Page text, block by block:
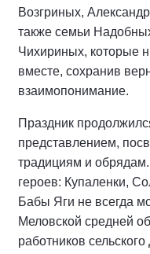
Возгриных,
также семьи
Чихириных, которые
вместе, сохранив
взаимопонимание.
Праздник
представлением,
традициям и
героев: Купаленки,
Бабы Яги не всегда
Меловской средней
работников